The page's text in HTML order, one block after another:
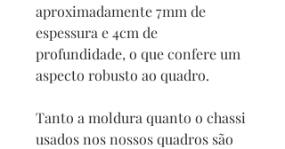
aproximadamente 7mm de
espessura e 4cm de
profundidade, o que confere um
aspecto robusto ao quadro.
Tanto a moldura quanto o chassi
usados nos nossos quadros são